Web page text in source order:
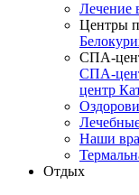
Лечение
Центры
СПА-
СПА-
центр
Наши
Отдых